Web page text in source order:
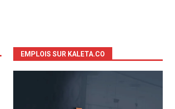
EMPLOIS SUR KALETA.CO